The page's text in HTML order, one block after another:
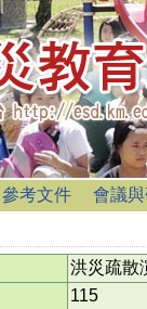
參考文件 會議
洪災疏散
115